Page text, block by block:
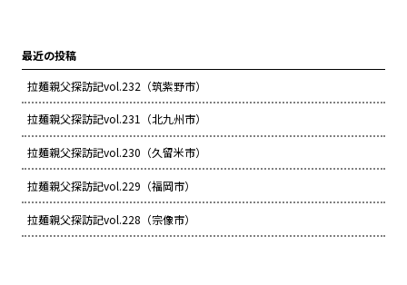
最近の投稿
拉麺親父探訪記vol.232（筑紫野市）
拉麺親父探訪記vol.231（北九州市）
拉麺親父探訪記vol.230（久留米市）
拉麺親父探訪記vol.229（福岡市）
拉麺親父探訪記vol.228（宗像市）